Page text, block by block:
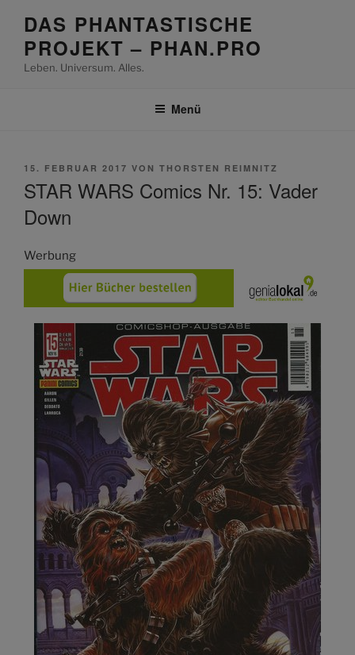
Inhalt
springen
DAS PHANTASTISCHE
PROJEKT – PHAN.PRO
Leben. Universum. Alles.
Menü
VERÖFFENTLICHT
15. FEBRUAR 2017 VON THORSTEN REIMNITZ
STAR WARS Comics Nr. 15: Vader
Down
Werbung